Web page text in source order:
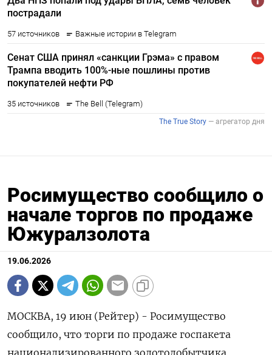
Росимущество сообщило о
начале торгов по продаже
Южуралзолота
19.06.2026
МОСКВА, 19 июн (Рейтер) - Росимущество
сообщило, что торги по продаже госпакета